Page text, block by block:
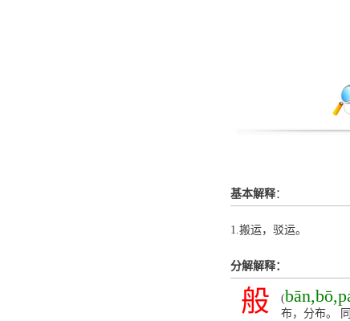
基本解释：
1.搬运，驳运。
分解解释：
般 (
布，分布。